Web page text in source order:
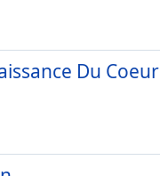
Du Coeur